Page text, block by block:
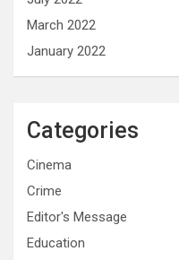
March 2022
January 2022
Categories
Cinema
Crime
Editor's Message
Education